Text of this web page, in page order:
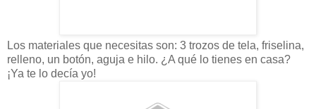
Los materiales que necesitas son: 3 trozos de tela, friselina,
relleno, un botón, aguja e hilo. ¿A qué lo tienes en casa?
¡Ya te lo decía yo!